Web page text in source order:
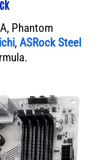
Phantom
, ASRock Steel